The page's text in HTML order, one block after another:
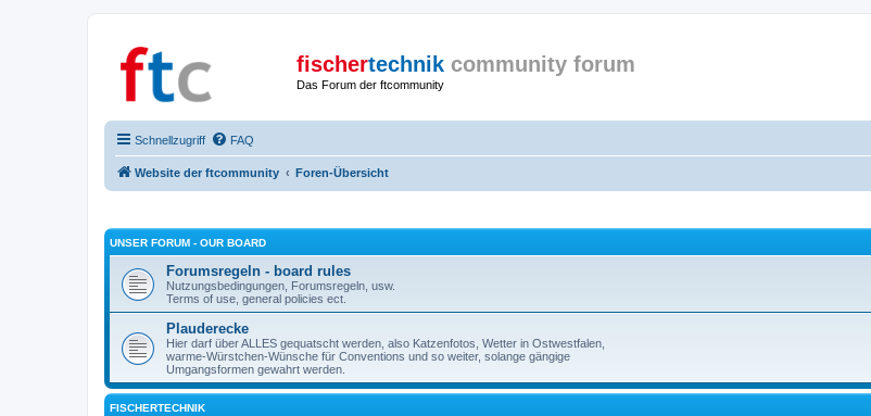
fischertechnik community forum
Das Forum der ftcommunity
Schnellzugriff FAQ
Website der ftcommunity Foren-Übersicht
UNSER FORUM - OUR BOARD
Forumsregeln - board rules
Nutzungsbedingungen, Forumsregeln, usw.
Terms of use, general policies ect.
Plauderecke
Hier darf über ALLES gequatscht werden, also Katzenfotos, Wetter in Ostwestfalen,
warme-Würstchen-Wünsche für Conventions und so weiter, solange gängige
Umgangsformen gewahrt werden.
FISCHERTECHNIK